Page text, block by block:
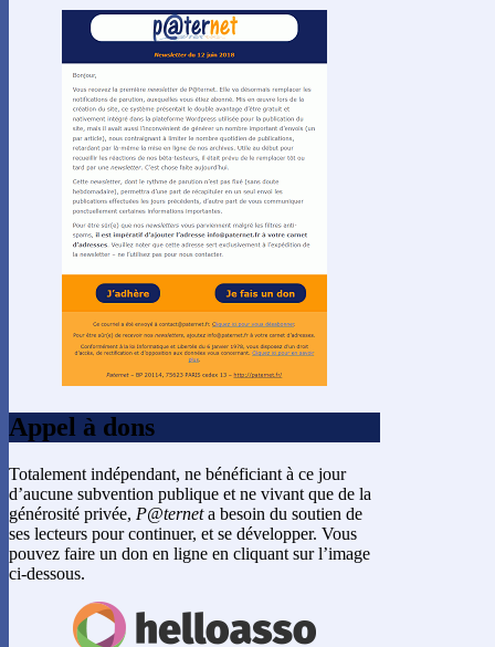
Appel à dons
Totalement indépendant, ne bénéficiant à ce jour
d’aucune subvention publique et ne vivant que de la
générosité privée, P@terneta besoin du soutien de
ses lecteurs pour continuer, et se développer. Vous
pouvez faire un don en ligne en cliquant sur l’image
ci-dessous.